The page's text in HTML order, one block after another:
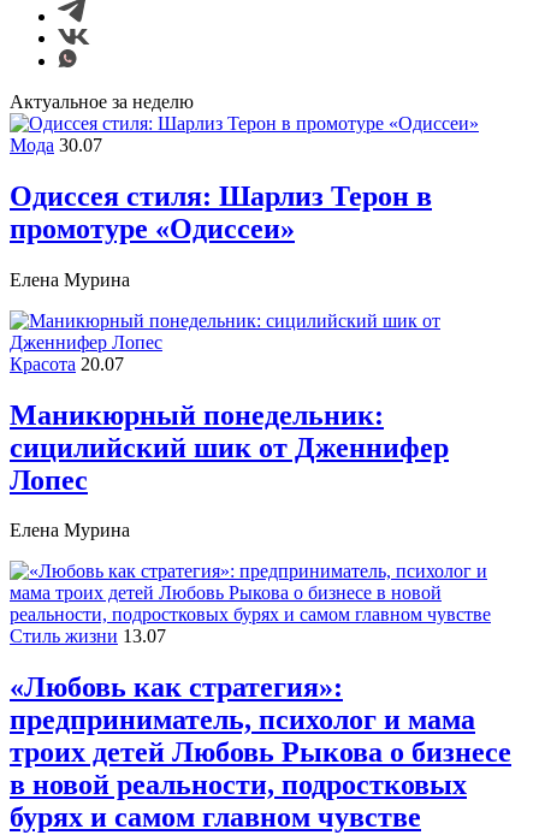
Актуальное за неделю
Мода 30.07
Одиссея стиля: Шарлиз Терон в
промотуре «Одиссеи»
Елена Мурина
Красота 20.07
Маникюрный понедельник:
сицилийский шик от Дженнифер
Лопес
Елена Мурина
Стиль жизни 13.07
«Любовь как стратегия»:
предприниматель, психолог и мама
троих детей Любовь Рыкова о бизнесе
в новой реальности, подростковых
бурях и самом главном чувстве